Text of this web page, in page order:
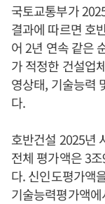
국토교통부가
결과에 따르면 호
어 2년 연속 같은
가 적정한 건설업
영상태, 기술능력
다.
호반건설 2025년
전체 평가액은 3
다. 신인도평가액
기술능력평가액